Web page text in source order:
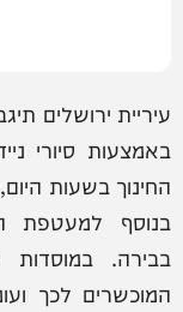
עיריית ירושלים
באמצעות סיורי
החינוך בשעות
בנוסף למעטפת
בבירה. במוסדות
המוכשרים לכך